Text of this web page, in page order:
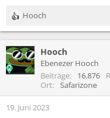
R
e
k
t
i
n
e
Hooch
Hooch
Ebenezer Hooch
Beiträge
16.876
Ort
Safarizone
19. Juni 2023